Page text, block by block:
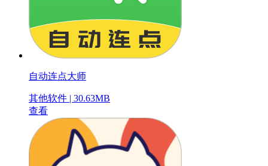
自动连点大师
其他软件 | 30.63MB
查看